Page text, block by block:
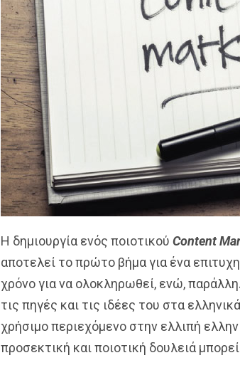
Η δημιουργία ενός ποιοτικού Content
αποτελεί το πρώτο βήμα για ένα
χρόνο για να ολοκληρωθεί, ενώ,
τις πηγές και τις ιδέες του στα
χρήσιμο περιεχόμενο στην ελλιπή
προσεκτική και ποιοτική δουλειά